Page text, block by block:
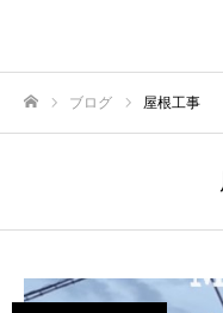
ブログ 屋根工事